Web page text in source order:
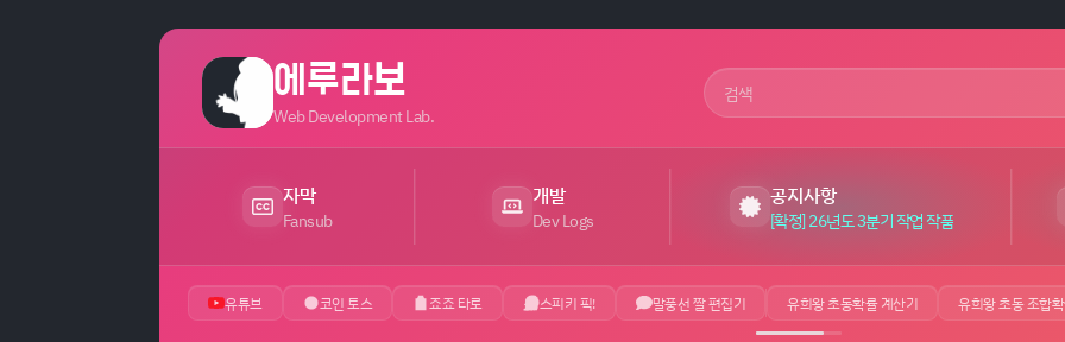
에루라보
Web Development Lab. 사이트 검색어
자막
Fansub
개발
Dev Logs
공지사항
[확정] 26년도 3분기 작업 작품
유튜브 코인 토스 죠죠 타로 스피키 픽! 말풍선 짤 편집기 유희왕 초동확률 계산기 유희왕 초동 조합